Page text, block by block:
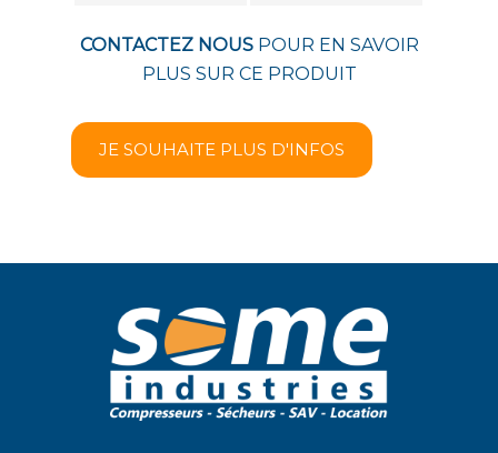
CONTACTEZ NOUSPOUR EN SAVOIR
PLUS SUR CE PRODUIT
JE SOUHAITE PLUS D'INFOS